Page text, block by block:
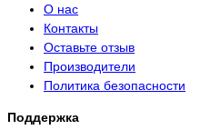
О нас
Контакты
Оставьте отзыв
Производители
Политика безопасности
Поддержка